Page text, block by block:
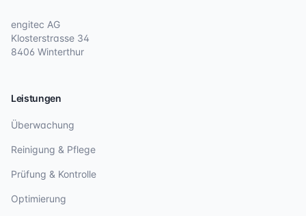
engitec AG
Klosterstrasse 34
8406 Winterthur
Leistungen
Überwachung
Reinigung & Pflege
Prüfung & Kontrolle
Optimierung